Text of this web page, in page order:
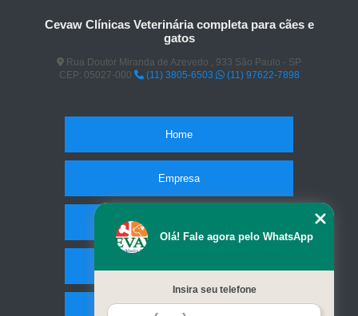
Cevaw Clínicas Veterinária completa para cães e
gatos
Rua Doutor Miranda de Azevedo , 933 São Paulo - SP
CEP: 05027-000
(11) 3805-6503 (11) 97622-7898
Home
Empresa
Contato
Olá! Fale agora pelo WhatsApp
Insira seu telefone